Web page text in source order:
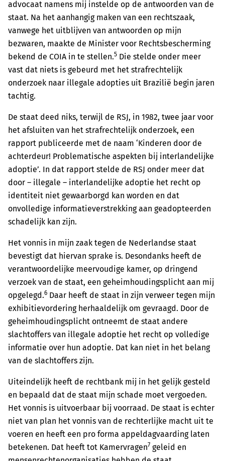
advocaat namens mij instelde op de antwoorden van de
staat. Na het aanhangig maken van een rechtszaak,
vanwege het uitblijven van antwoorden op mijn
bezwaren, maakte de Minister voor Rechtsbescherming
bekend de COIA in te stellen.5 Die stelde onder meer
vast dat niets is gebeurd met het strafrechtelijk
onderzoek naar illegale adopties uit Brazilië begin jaren
tachtig.
De staat deed niks, terwijl de RSJ, in 1982, twee jaar voor
het afsluiten van het strafrechtelijk onderzoek, een
rapport publiceerde met de naam ‘Kinderen door de
achterdeur! Problematische aspekten bij interlandelijke
adoptie’. In dat rapport stelde de RSJ onder meer dat
door – illegale – interlandelijke adoptie het recht op
identiteit niet gewaarborgd kan worden en dat
onvolledige informatieverstrekking aan geadopteerden
schadelijk kan zijn.
Het vonnis in mijn zaak tegen de Nederlandse staat
bevestigt dat hiervan sprake is. Desondanks heeft de
verantwoordelijke meervoudige kamer, op dringend
verzoek van de staat, een geheimhoudingsplicht aan mij
opgelegd.6 Daar heeft de staat in zijn verweer tegen mijn
exhibitievordering herhaaldelijk om gevraagd. Door de
geheimhoudingsplicht ontneemt de staat andere
slachtoffers van illegale adoptie het recht op volledige
informatie over hun adoptie. Dat kan niet in het belang
van de slachtoffers zijn.
Uiteindelijk heeft de rechtbank mij in het gelijk gesteld
en bepaald dat de staat mijn schade moet vergoeden.
Het vonnis is uitvoerbaar bij voorraad. De staat is echter
niet van plan het vonnis van de rechterlijke macht uit te
voeren en heeft een pro forma appeldagvaarding laten
betekenen. Dat heeft tot Kamervragen7 geleid en